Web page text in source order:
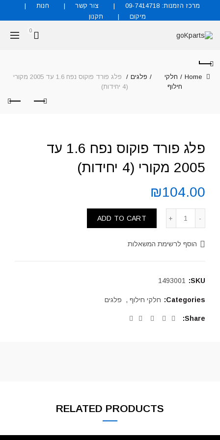
מרכז הזמנות: 09-7414718 צור קשר
חנות
מיקום
תקנון
0
Home
חלקי
חילוף
פלגים
פלג פורד פוקוס נפח 1.6 עד 2005 מקורי
(4 יחידות)
פלג פורד פוקוס נפח 1.6 עד
2005 מקורי (4 יחידות)
₪104.00
ADD TO CART
הוסף לרשימת המשאלות
SKU:
1493001
Categories: חלקי חילוף , פלגים
Share
RELATED PRODUCTS